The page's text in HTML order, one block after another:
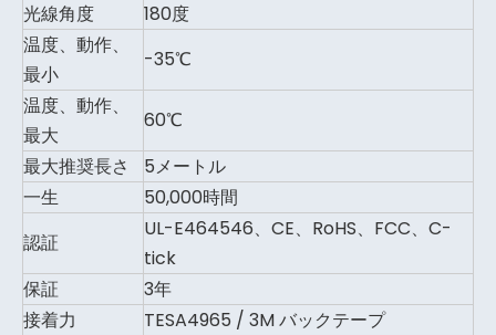
光線角度
180度
温度、動作、
最小
-35℃
温度、動作、
最大
60℃
最大推奨長さ
5メートル
一生
50,000時間
認証
UL-E464546、CE、RoHS、FCC、C-
tick
保証
3年
接着力
TESA4965 / 3M バックテープ